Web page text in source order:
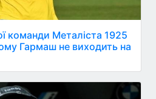
команди Металіста 1925
Гармаш не виходить на